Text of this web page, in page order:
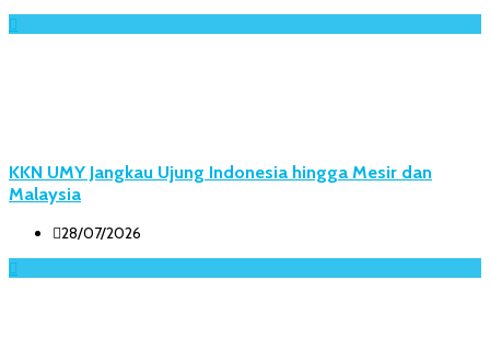
KKN UMY Jangkau Ujung Indonesia hingga Mesir dan
Malaysia
28/07/2026